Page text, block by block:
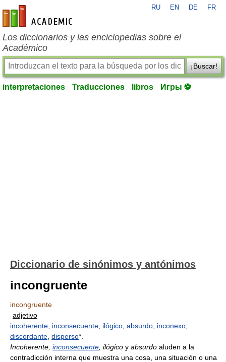
es-academic.com
RU EN DE FR
Los diccionarios y las enciclopedias sobre el
Académico
¡Buscar!
interpretaciones Traducciones libros Игры ⚽
Diccionario de sinónimos y antónimos
incongruente
incongruente
adjetivo
incoherente inconsecuente ilógico absurdo inconexo
discordante disperso*.
Incoherente, inconsecuente , ilógico y absurdo aluden a la
contradicción interna que muestra una cosa, una situación o una